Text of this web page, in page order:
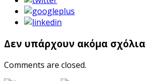
Δεν υπάρχουν ακόμα σχόλια
Comments are closed.